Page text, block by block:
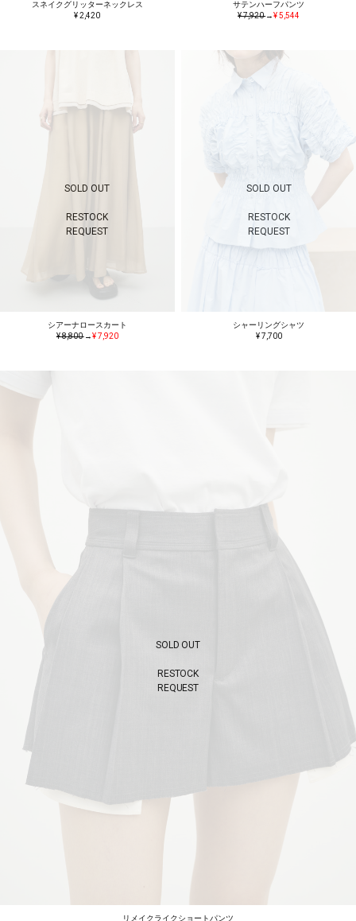
スネイクグリッターネックレス
¥ 2,420
サテンハーフパンツ
¥ 7,920→¥ 5,544
SOLD OUT
RESTOCK
REQUEST
シアーナロースカート
¥ 8,800→¥ 7,920
SOLD OUT
RESTOCK
REQUEST
シャーリングシャツ
¥ 7,700
SOLD OUT
RESTOCK
REQUEST
リメイクライクショートパンツ